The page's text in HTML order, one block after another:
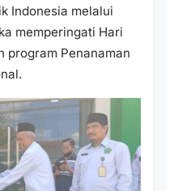
Indonesia melalui
memperingati Hari
program Penanaman